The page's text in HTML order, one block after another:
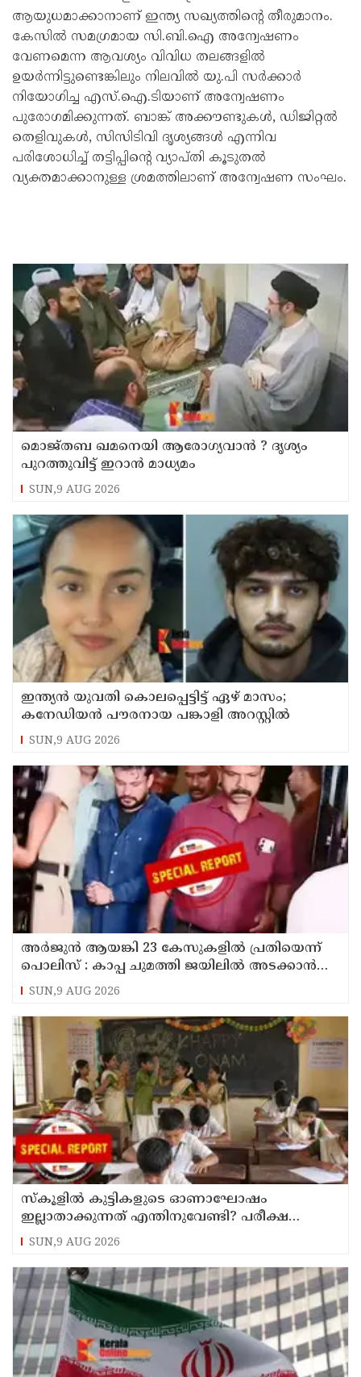
ആയുധമാക്കാനാണ് ഇന്ത്യ സഖ്യത്തിന്റെ തീരുമാനം.
കേസിൽ സമഗ്രമായ സി.ബി.ഐ അന്വേഷണം
വേണമെന്ന ആവശ്യം വിവിധ തലങ്ങളിൽ
ഉയർന്നിട്ടുണ്ടെങ്കിലും നിലവിൽ യു.പി സർക്കാർ
നിയോഗിച്ച എസ്.ഐ.ടിയാണ് അന്വേഷണം
പുരോഗമിക്കുന്നത്. ബാങ്ക് അക്കൗണ്ടുകൾ, ഡിജിറ്റൽ
തെളിവുകൾ, സിസിടിവി ദൃശ്യങ്ങൾ എന്നിവ
പരിശോധിച്ച് തട്ടിപ്പിന്റെ വ്യാപ്തി കൂടുതൽ
വ്യക്തമാക്കാനുള്ള ശ്രമത്തിലാണ് അന്വേഷണ സംഘം.
മൊജ്തബ ഖമനെയി ആരോഗ്യവാന്‍ ? ദൃശ്യം
പുറത്തുവിട്ട് ഇറാന്‍ മാധ്യമം
SUN,9 AUG 2026
ഇന്ത്യന്‍ യുവതി കൊലപ്പെട്ടിട്ട് ഏഴ് മാസം;
കനേഡിയന്‍ പൗരനായ പങ്കാളി അറസ്റ്റില്‍
SUN,9 AUG 2026
അര്‍ജുന്‍ ആയങ്കി 23 കേസുകളില്‍ പ്രതിയെന്ന്
പൊലിസ് : കാപ്പ ചുമത്തി ജയിലില്‍ അടക്കാന്‍
നീക്കം
SUN,9 AUG 2026
സ്‌കൂളില്‍ കുട്ടികളുടെ ഓണാഘോഷം
ഇല്ലാതാക്കുന്നത് എന്തിനുവേണ്ടി? പരീക്ഷ
ഷെഡ്യൂള്‍ മാറ്റിയത് തിരുത്തുമോ?
SUN,9 AUG 2026